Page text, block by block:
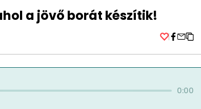
a jövő borát készítik!
0:00